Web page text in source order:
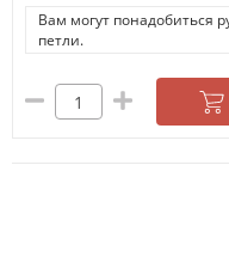
Вам могут понадобиться
петли.